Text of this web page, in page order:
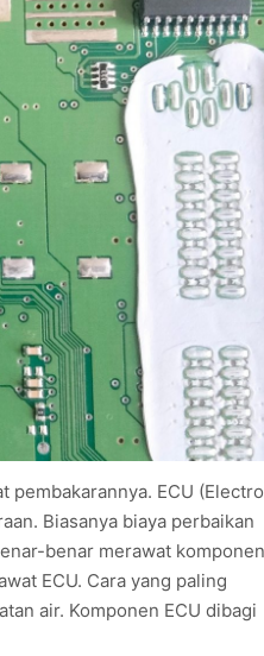
pembakarannya. ECU
Biasanya biaya perbaikan
benar merawat komponen
ECU. Cara yang paling
air. Komponen ECU dibagi